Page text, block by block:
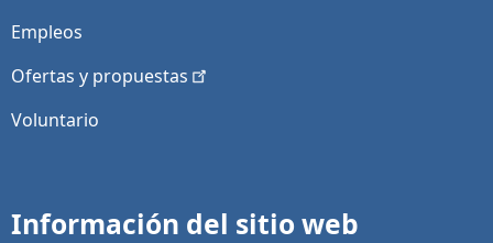
Empleos
Ofertas y propuestas
Voluntario
Información del sitio web